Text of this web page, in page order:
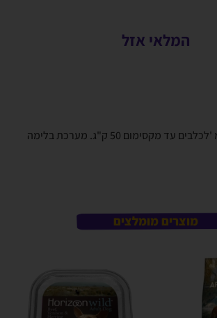
המלאי אזל
רצועה מתארכת 5 מ 'לכלבים עד מקסימום 50 ק"ג. מערכת בלימה
מוצרים מומלצים